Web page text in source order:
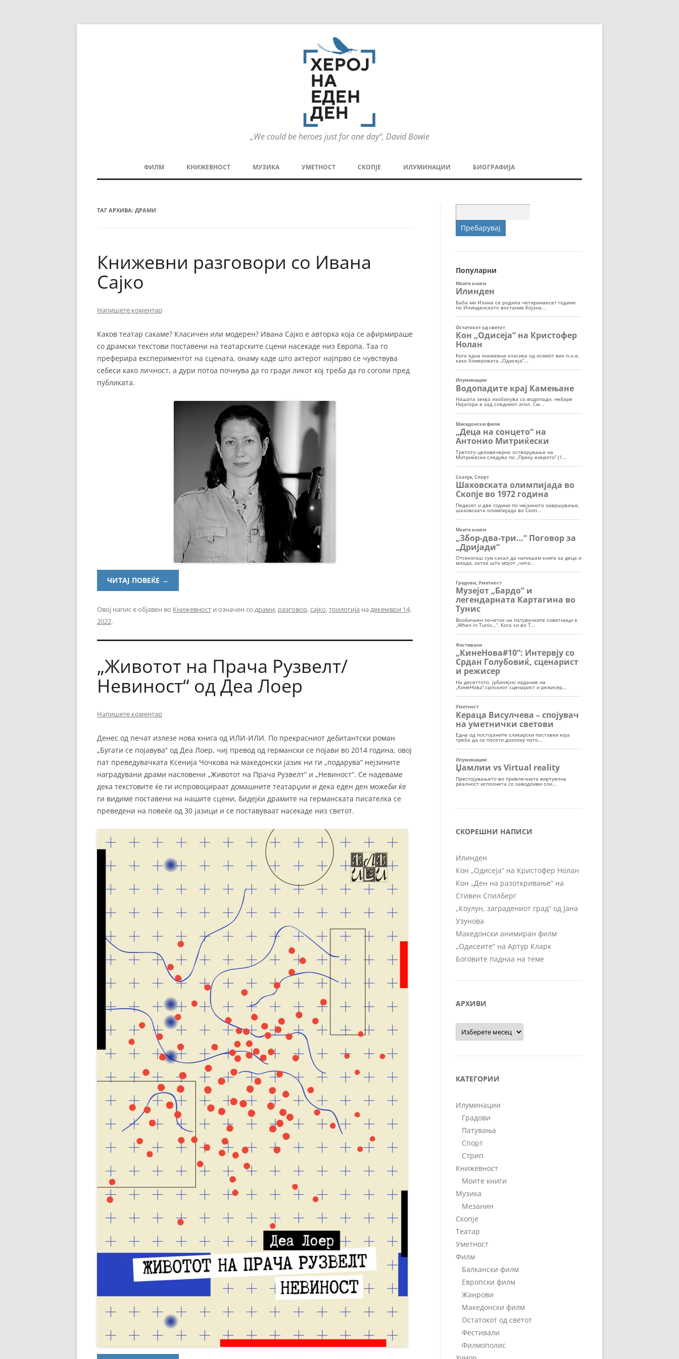
„We could be heroes just for one day“, David Bowie
содржината
ФИЛМ
ЖАНРОВИ
КНИЖЕВНОСТ МУЗИКА УМЕТНОСТ СКОПЈЕ ИЛУМИНАЦИИ
СПОРТ
БИОГРАФИЈА
ТАГ АРХИВА: ДРАМИ
Книжевни разговори со Ивана
Сајко
Напишете коментар
Каков театар сакаме? Класичен или модерен? Ивана Сајко е авторка која се афирмираше
со драмски текстови поставени на театарските сцени насекаде низ Европа. Таа го
преферира експериментот на сцената, онаму каде што актерот најпрво се чувствува
себеси како личност, а дури потоа почнува да го гради ликот кој треба да го соголи пред
публиката.
ЧИТАЈ ПОВЕЌЕ →
Овој напис е објавен во Книжевност и означен со драми, разговор,сајко,трилогија на декември 14,
2022.
„Животот на Прача Рузвелт/
Невиност“ од Деа Лоер
Напишете коментар
Денес од печат излезе нова книга од ИЛИ-ИЛИ. По прекрасниот дебитантски роман
„Бугати се појавува“ од Деа Лоер, чиј превод од германски се појави во 2014 година, овој
пат преведувачката Ксенија Чочкова на македонски јазик ни ги „подарува“ нејзините
наградувани драми насловени „Животот на Прача Рузвелт“ и „Невиност“. Се надеваме
дека текстовите ќе ги испровоцираат домашните театарџии и дека еден ден можеби ќе
ги видиме поставени на нашите сцени, бидејќи драмите на германската писателка се
преведени на повеќе од 30 јазици и се поставуваат насекаде низ светот.
за:
Популарни
СКОРЕШНИ НАПИСИ
Илинден
Кон „Одисеја“ на Кристофер Нолан
Кон „Ден на разоткривање“ на
Стивен Спилберг
„Коулун, заградениот град“ од Јана
Узунова
Македонски анимиран филм
„Одисеите“ на Артур Кларк
Боговите паднаа на теме
АРХИВИ
Архиви
КАТЕГОРИИ
Илуминации
Градови
Патувања
Спорт
Стрип
Книжевност
Моите книги
Музика
Мезанин
Скопје
Театар
Уметност
Филм
Балкански филм
Европски филм
Жанрови
Македонски филм
Остатокот од светот
Фестивали
Филмополис